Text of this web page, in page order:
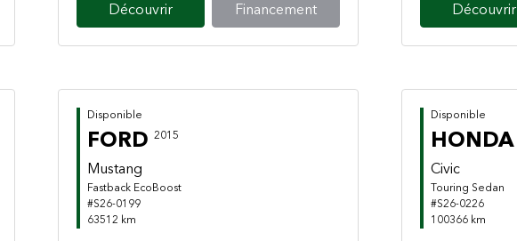
Découvrir Financement Découvrir
Disponible
FORD 2015
Mustang
Fastback EcoBoost
#S26-0199
63512 km
Disponible
HONDA
Civic
Touring Sedan
#S26-0226
100366 km